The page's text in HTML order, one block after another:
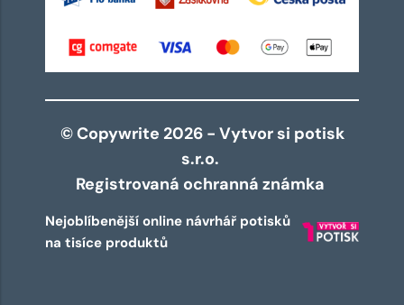
© Copywrite 2026 - Vytvor si potisk
s.r.o.
Registrovaná ochranná známka
Nejoblíbenější online návrhář potisků
na tisíce produktů